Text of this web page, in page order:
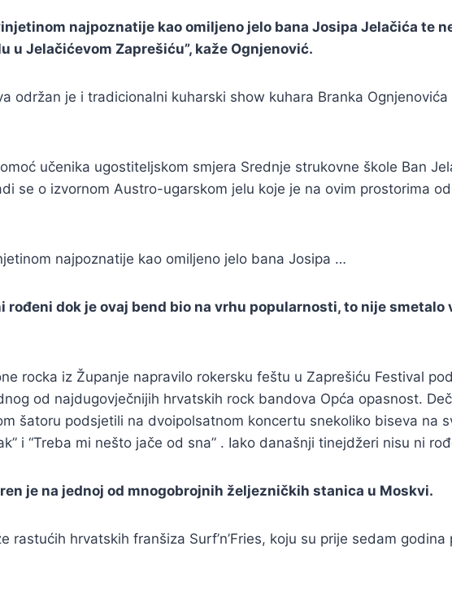
najpoznatije kao omiljeno jelo bana Josipa Jelačića te
u Jelačićevom Zaprešiću”, kaže Ognjenović.
održan je i tradicionalni kuharski show kuhara Branka
učenika ugostiteljskom smjera Srednje strukovne škole Ban
se o izvornom Austro-ugarskom jelu koje je na ovim prostorima
najpoznatije kao omiljeno jelo bana Josipa …
dok je ovaj bend bio na vrhu popularnosti, to nije
rocka iz Županje napravilo rokersku feštu u Zaprešiću Festival
od najdugovječnijih hrvatskih rock bandova Opća opasnost.
šatoru podsjetili na dvoipolsatnom koncertu snekoliko biseva na
i “Treba mi nešto jače od sna” . Iako današnji tinejdžeri nisu ni
je na jednoj od mnogobrojnih željezničkih stanica u Moskvi.
rastućih hrvatskih franšiza Surf’n’Fries, koju su prije sedam